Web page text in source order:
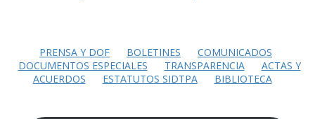
PRENSA Y DOF BOLETINES
COMUNICADOS
DOCUMENTOS ESPECIALES
TRANSPARENCIA
ACTAS Y
ACUERDOS
ESTATUTOS SIDTPA BIBLIOTECA